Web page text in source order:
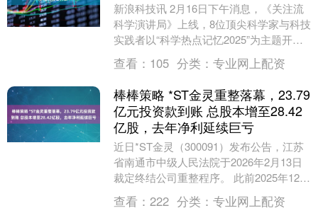
新浪科技讯 2月16日下午消息，《关注流
科学演讲局》上线，8位顶尖科学家与科技
实践者以“科学热点记忆2025”为主题开
讲。 清华大学兴华卓越讲席教授、七院院
士、....
查看： 105 分类： 专业网上配资
棒棒策略 *ST金灵重整落幕，23.79
亿元投资款到账 总股本增至28.42
亿股，去年净利延续巨亏
近日*ST金灵（300091）发布公告，江苏
省南通市中级人民法院于2026年2月13日
裁定终结公司重整程序。 此前2025年12月
31日，南通中院裁定受理申请人....
查看： 222 分类： 专业网上配资